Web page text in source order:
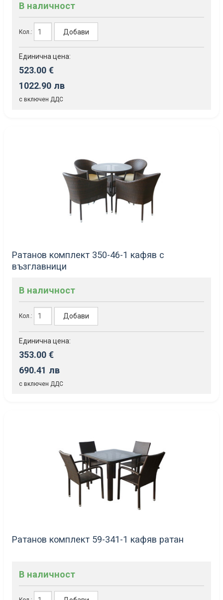
В наличност
Кол.: Добави
Единична цена:
523.00 €
1022.90 лв
с включен ДДС
Ратанов комплект 350-46-1 кафяв с
възглавници
В наличност
Кол.: Добави
Единична цена:
353.00 €
690.41 лв
с включен ДДС
Ратанов комплект 59-341-1 кафяв ратан
В наличност